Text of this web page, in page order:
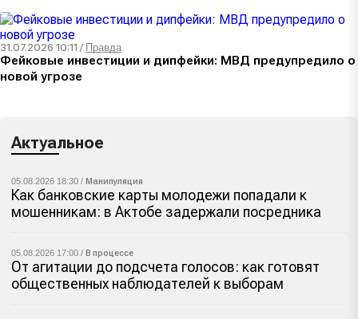
31.07.2026 10:11 / Правда
Фейковые инвестиции и дипфейки: МВД предупредило о
новой угрозе
Актуальное
05.08.2026 18:30 / Манипуляция
Как банковские карты молодежи попадали к
мошенникам: в Актобе задержали посредника
05.08.2026 17:00 / В процессе
От агитации до подсчета голосов: как готовят
общественных наблюдателей к выборам